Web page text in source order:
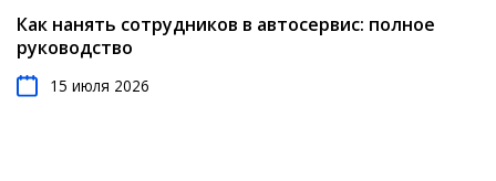
Как нанять сотрудников в автосервис: полное
руководство
15 июля 2026